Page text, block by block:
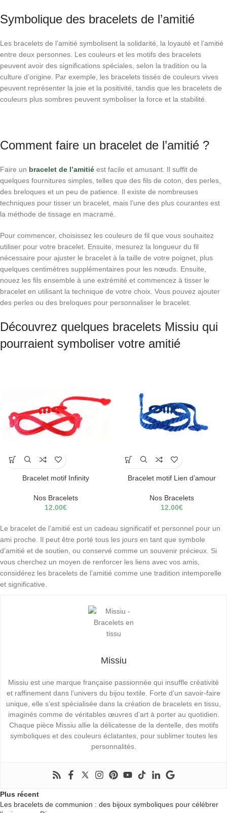
Symbolique des bracelets de l’amitié
Les bracelets de l’amitié symbolisent la solidarité, la loyauté et l’amitié
entre deux personnes. Les couleurs et les motifs des bracelets
peuvent avoir des significations spéciales, selon la tradition ou la
culture d’origine. Par exemple, les bracelets tissés de couleurs vives
peuvent représenter la joie et la positivité, tandis que les bracelets de
couleurs plus sombres peuvent symboliser la force et la stabilité.
Comment faire un bracelet de l’amitié ?
Faire un bracelet de l’amitié est facile et amusant. Il suffit de
quelques fournitures simples, telles que des fils de coton, des perles,
des breloques et un peu de patience. Il existe de nombreuses
techniques pour tisser un bracelet, mais l’une des plus courantes est
la méthode de tissage en macramé.
Pour commencer, choisissez les couleurs de fil que vous souhaitez
utiliser pour votre bracelet. Ensuite, mesurez la longueur du fil
nécessaire pour ajuster le bracelet à la taille de votre poignet, plus
quelques centimètres supplémentaires pour les nœuds. Ensuite,
nouez les fils ensemble à une extrémité et commencez à tisser le
bracelet en utilisant la technique de votre choix. Vous pouvez ajouter
des perles ou des breloques pour personnaliser le bracelet.
Découvrez quelques bracelets Missiu qui
pourraient symboliser votre amitié
Bracelet motif Infinity
Nos Bracelets
12.00€
Bracelet motif Lien d’amour
Nos Bracelets
12.00€
Le bracelet de l’amitié est un cadeau significatif et personnel pour un
ami proche. Il peut être porté tous les jours en tant que symbole
d’amitié et de soutien, ou conservé comme un souvenir précieux. Si
vous cherchez un moyen de renforcer les liens avec vos amis,
considérez les bracelets de l’amitié comme une tradition intemporelle
et significative.
Missiu
Missiu est une marque française passionnée qui insuffle créativité
et raffinement dans l’univers du bijou textile. Forte d’un savoir-faire
unique, elle s’est spécialisée dans la création de bracelets en tissu,
imaginés comme de véritables œuvres d’art à porter au quotidien.
Chaque pièce Missiu allie la délicatesse de la dentelle, des motifs
symboliques et des couleurs éclatantes, pour sublimer toutes les
personnalités.
Plus récent
Les bracelets de communion : des bijoux symboliques pour célébrer